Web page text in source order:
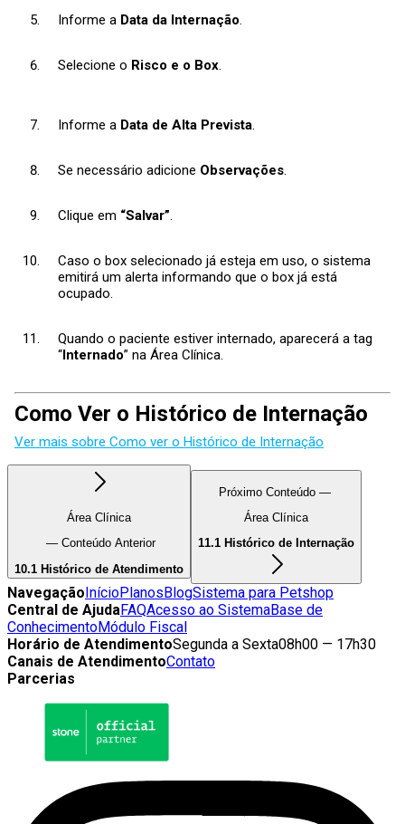
Informe a Data da Internação.
Selecione o Risco e o Box.
Informe a Data de Alta Prevista.
Se necessário adicione Observações.
Clique em “Salvar”.
Caso o box selecionado já esteja em uso, o sistema
emitirá um alerta informando que o box já está
ocupado.
Quando o paciente estiver internado, aparecerá a tag
“Internado” na Área Clínica.
Como Ver o Histórico de Internação
Ver mais sobre Como ver o Histórico de Internação
Área Clínica
— Conteúdo Anterior
10.1 Histórico de Atendimento
Próximo Conteúdo —
Área Clínica
11.1 Histórico de Internação
Navegação InícioPlanos BlogSistema para Petshop
Central de AjudaFAQAcesso ao SistemaBase de
ConhecimentoMódulo Fiscal
Horário de AtendimentoSegunda a Sexta08h00 — 17h30
Canais de AtendimentoContato
Parcerias